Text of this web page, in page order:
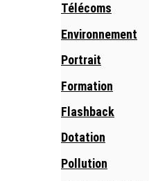
Télécoms
Environnement
Portrait
Formation
Flashback
Dotation
Pollution